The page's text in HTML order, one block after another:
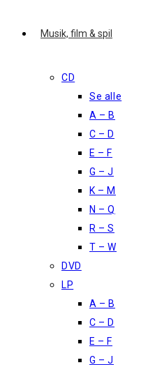
Musik, film & spil
CD
Se alle
A – B
C – D
E – F
G – J
K – M
N – Q
R – S
T – W
DVD
LP
A – B
C – D
E – F
G – J